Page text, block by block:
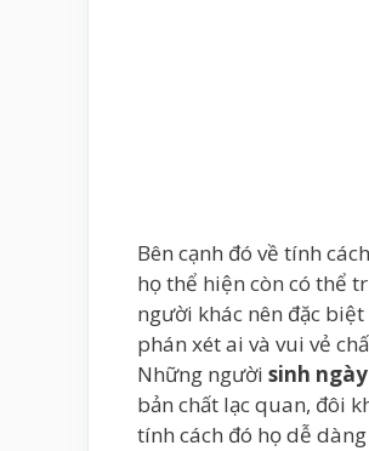
Bên cạnh đó về tính
họ thể hiện còn có thể
người khác nên đặc
phán xét ai và vui vẻ
Những người sinh
bản chất lạc quan, đôi
tính cách đó họ dễ